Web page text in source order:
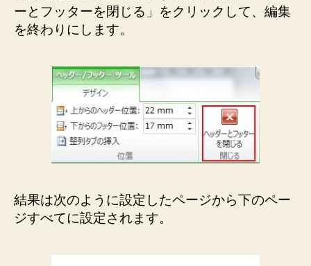
ーとフッターを閉じる」をクリックして、編集
を終わりにします。
結果は次のように設定したページから下のペー
ジすべてに設定されます。